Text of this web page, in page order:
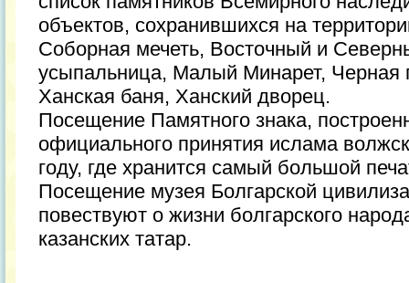
объектов, сохранившихся на
Соборная мечеть, Восточный и
усыпальница, Малый Минарет, Черная
Ханская баня, Ханский дворец.
Посещение Памятного знака,
официального принятия ислама
году, где хранится самый большой
Посещение музея Болгарской
повествуют о жизни болгарского
казанских татар.